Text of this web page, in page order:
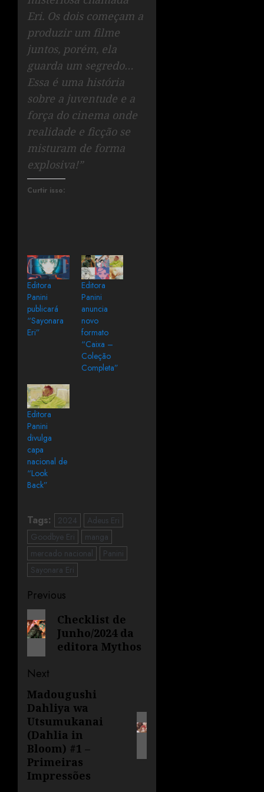
Eri. Os dois começam a
produzir um filme
juntos, porém, ela
guarda um segredo…
Essa é uma história
sobre a juventude e a
força do cinema onde
realidade e ficção se
misturam de forma
explosiva!”
Curtir isso:
Editora
Panini
publicará
“Sayonara
Eri”
Editora
Panini
anuncia
novo
formato
“Caixa –
Coleção
Completa”
Editora
Panini
divulga
capa
nacional de
“Look
Back”
Tags: 2024
Adeus Eri
Goodbye Eri
manga
mercado nacional
Panini
Sayonara Eri
Previous
Checklist de
Junho/2024 da
editora Mythos
Next
Madougushi
Dahliya wa
Utsumukanai
(Dahlia in
Bloom) #1 –
Primeiras
Impressões